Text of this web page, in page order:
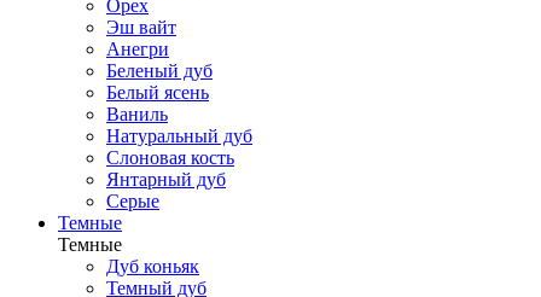
Орех
Эш вайт
Анегри
Беленый дуб
Белый ясень
Ваниль
Натуральный дуб
Слоновая кость
Янтарный дуб
Серые
Темные
Темные
Дуб коньяк
Темный дуб